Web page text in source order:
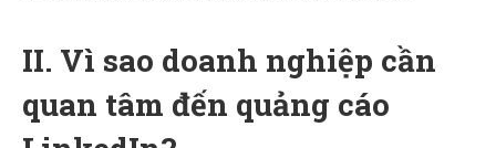
II. Vì sao doanh nghiệp cần
quan tâm đến quảng cáo